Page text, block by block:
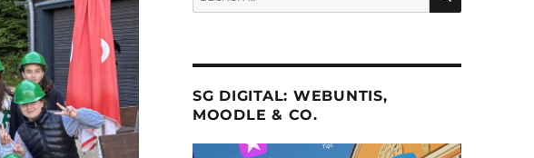
nach:
SG DIGITAL: WEBUNTIS,
MOODLE & CO.